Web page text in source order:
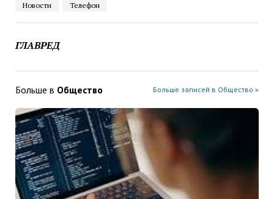
Новости
Телефон
ГЛАВРЕД
Больше в Общество Больше записей в Общество »